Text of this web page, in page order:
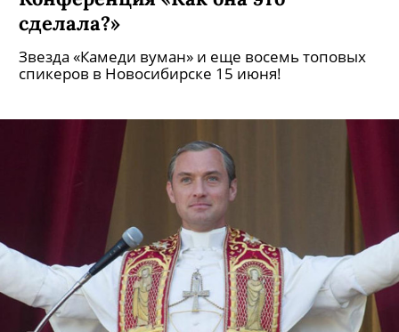
сделала?»
Звезда «Камеди вуман» и еще восемь топовых
спикеров в Новосибирске 15 июня!